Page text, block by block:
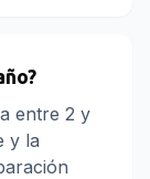
entre 2 y
y la